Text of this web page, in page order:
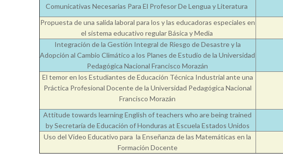
Comunicativas Necesarias Para El Profesor De Lengua y Literatura
Propuesta de una salida laboral para los y las educadoras especiales en
el sistema educativo regular Básica y Media
Integración de la Gestión Integral de Riesgo de Desastre y la
Adopción al Cambio Climático a los Planes de Estudio de la Universidad
Pedagógica Nacional Francisco Morazán
El temor en los Estudiantes de Educación Técnica Industrial ante una
Práctica Profesional Docente de la Universidad Pedagógica Nacional
Francisco Morazán
Attitude towards learning English of teachers who are being trained
by Secretaría de Educación of Honduras at Escuela Estados Unidos
Uso del Video Educativo para la Enseñanza de las Matemáticas en la
Formación Docente